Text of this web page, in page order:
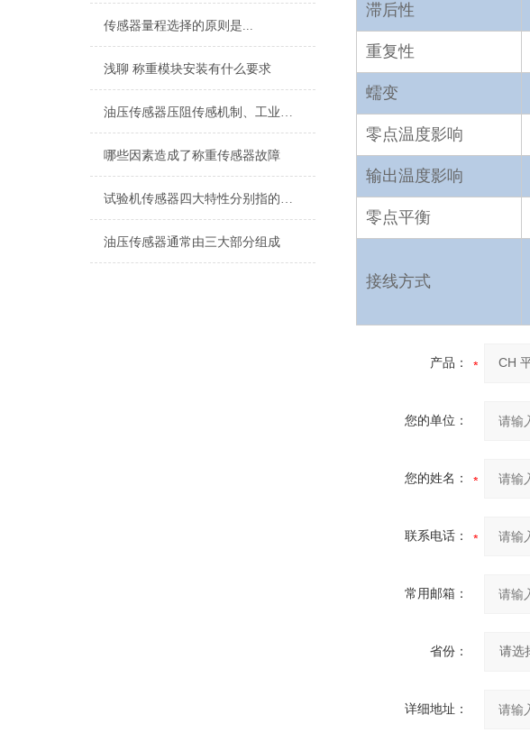
传感器量程选择的原则是...
浅聊 称重模块安装有什么要求
油压传感器压阻传感机制、工业工况适配与标准化运维管理
哪些因素造成了称重传感器故障
试验机传感器四大特性分别指的是什么？
油压传感器通常由三大部分组成
滞后性
重复性
蠕变
零点温度影响
输出温度影响
零点平衡
接线方式
产品：
您的单位：
您的姓名：
联系电话：
常用邮箱：
省份：
详细地址：